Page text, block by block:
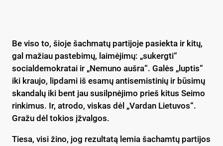
Be viso to, šioje šachmatų partijoje pasiekta ir kitų,
gal mažiau pastebimų, laimėjimų: „sukergti“
socialdemokratai ir „Nemuno aušra“. Galės „luptis“
iki kraujo, lipdami iš esamų antisemistinių ir būsimų
skandalų iki bent jau susilpnėjimo prieš kitus Seimo
rinkimus. Ir, atrodo, viskas dėl „Vardan Lietuvos“.
Gražu dėl tokios įžvalgos.
Tiesa, visi žino, jog rezultatą lemia šachamtų partijos